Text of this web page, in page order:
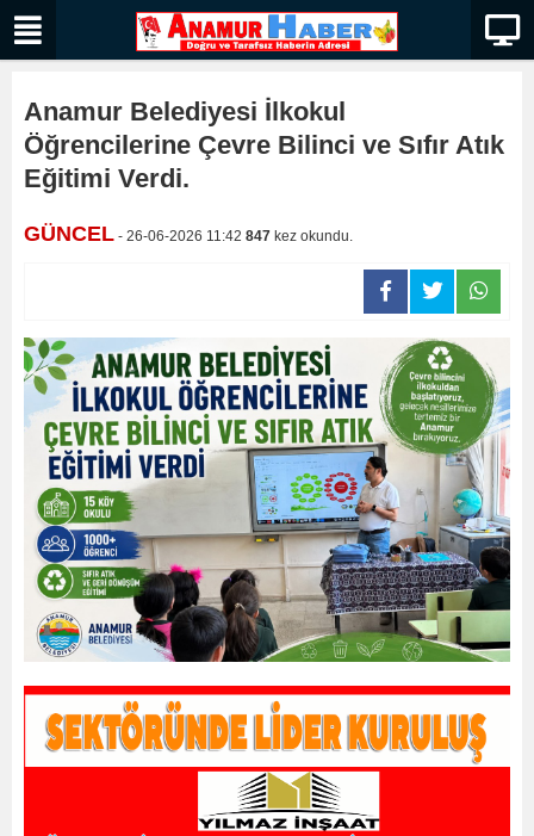
Anamur Belediyesi İlkokul
Öğrencilerine Çevre Bilinci ve Sıfır Atık
Eğitimi Verdi.
GÜNCEL - 26-06-2026 11:42 847 kez okundu.